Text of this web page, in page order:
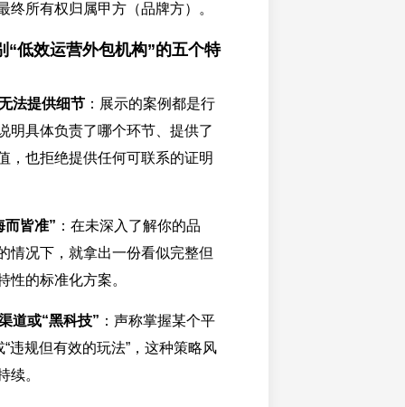
终所有权归属甲方（品牌方）。
“低效运营外包机构”的五个特
法提供细节：展示的案例都是行
明具体负责了哪个环节、提供了
，也拒绝提供任何可联系的证明
而皆准” ：在未深入了解你的品
情况下，就拿出一份看似完整但
性的标准化方案。
道或“黑科技” ：声称掌握某个平
“违规但有效的玩法”，这种策略风
续。